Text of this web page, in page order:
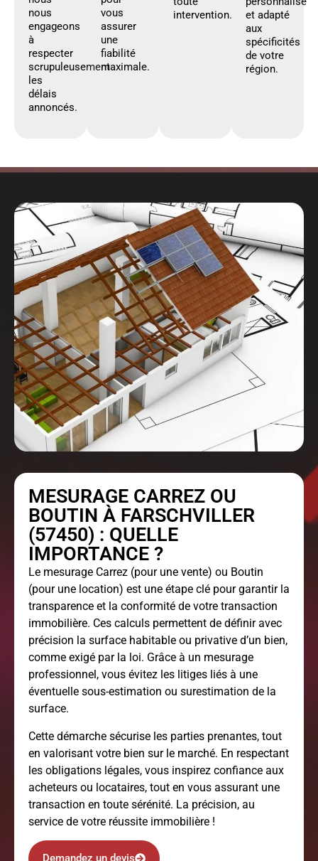
nous
engageons
à
respecter
scrupuleusement
les
délais
annoncés.
vous
assurer
une
fiabilité
maximale.
intervention.
et adapté
aux
spécificités
de votre
région.
MESURAGE CARREZ OU
BOUTIN À FARSCHVILLER
(57450) : QUELLE
IMPORTANCE ?
Le mesurage Carrez (pour une vente) ou Boutin
(pour une location) est une étape clé pour garantir la
transparence et la conformité de votre transaction
immobilière. Ces calculs permettent de définir avec
précision la surface habitable ou privative d’un bien,
comme exigé par la loi. Grâce à un mesurage
professionnel, vous évitez les litiges liés à une
éventuelle sous-estimation ou surestimation de la
surface.
Cette démarche sécurise les parties prenantes, tout
en valorisant votre bien sur le marché. En respectant
les obligations légales, vous inspirez confiance aux
acheteurs ou locataires, tout en vous assurant une
transaction en toute sérénité. La précision, au
service de votre réussite immobilière !
Demandez un devis